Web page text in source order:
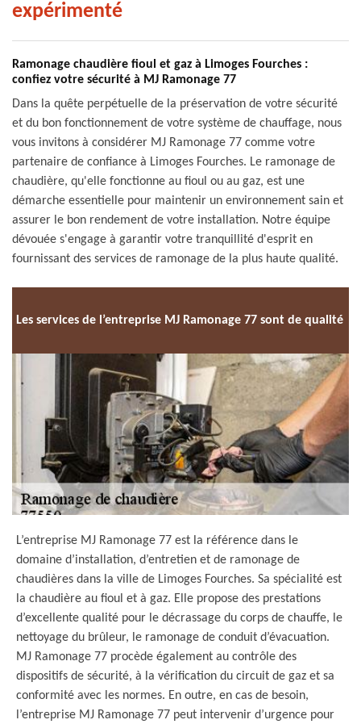
expérimenté
Ramonage chaudière fioul et gaz à Limoges Fourches :
confiez votre sécurité à MJ Ramonage 77
Dans la quête perpétuelle de la préservation de votre sécurité
et du bon fonctionnement de votre système de chauffage, nous
vous invitons à considérer MJ Ramonage 77 comme votre
partenaire de confiance à Limoges Fourches. Le ramonage de
chaudière, qu'elle fonctionne au fioul ou au gaz, est une
démarche essentielle pour maintenir un environnement sain et
assurer le bon rendement de votre installation. Notre équipe
dévouée s'engage à garantir votre tranquillité d'esprit en
fournissant des services de ramonage de la plus haute qualité.
Les services de l’entreprise MJ Ramonage 77 sont de qualité
L’entreprise MJ Ramonage 77 est la référence dans le
domaine d’installation, d’entretien et de ramonage de
chaudières dans la ville de Limoges Fourches. Sa spécialité est
la chaudière au fioul et à gaz. Elle propose des prestations
d’excellente qualité pour le décrassage du corps de chauffe, le
nettoyage du brûleur, le ramonage de conduit d’évacuation.
MJ Ramonage 77 procède également au contrôle des
dispositifs de sécurité, à la vérification du circuit de gaz et sa
conformité avec les normes. En outre, en cas de besoin,
l’entreprise MJ Ramonage 77 peut intervenir d’urgence pour